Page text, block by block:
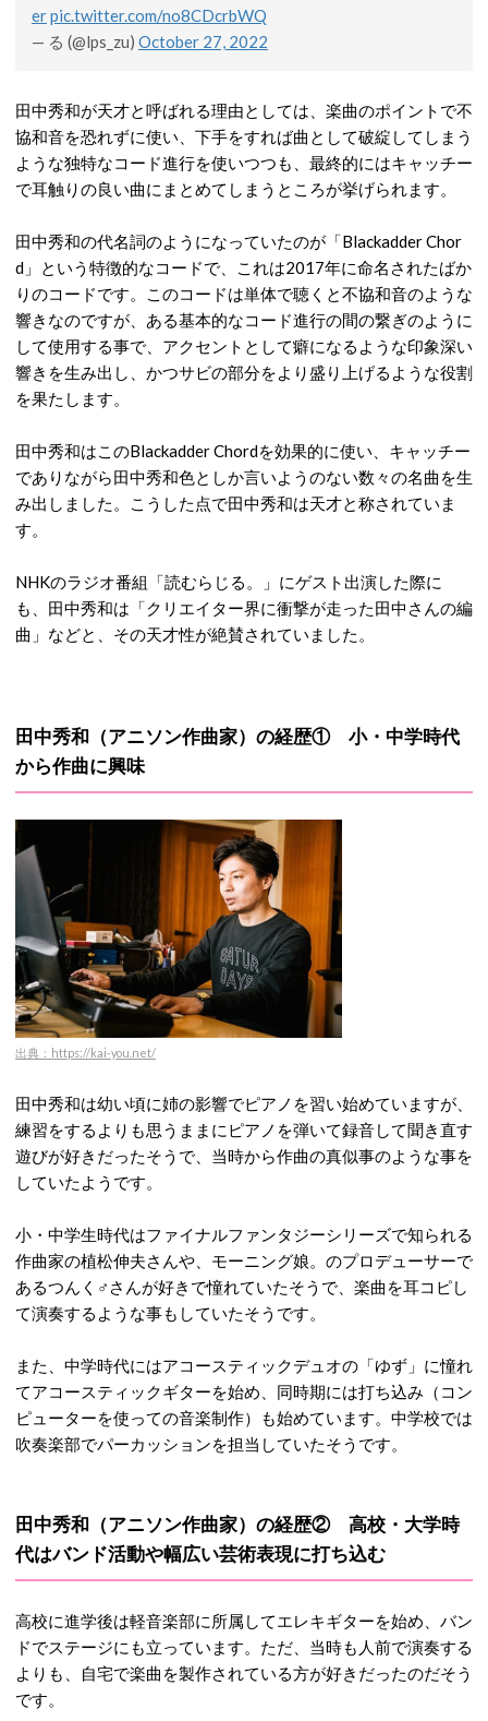
erpic.twitter.com/no8CDcrbWQ
— る (@lps_zu) October 27, 2022
田中秀和が天才と呼ばれる理由としては、楽曲のポイントで不
協和音を恐れずに使い、下手をすれば曲として破綻してしまう
ような独特なコード進行を使いつつも、最終的にはキャッチー
で耳触りの良い曲にまとめてしまうところが挙げられます。
田中秀和の代名詞のようになっていたのが「Blackadder Chor
d」という特徴的なコードで、これは2017年に命名されたばか
りのコードです。このコードは単体で聴くと不協和音のような
響きなのですが、ある基本的なコード進行の間の繋ぎのように
して使用する事で、アクセントとして癖になるような印象深い
響きを生み出し、かつサビの部分をより盛り上げるような役割
を果たします。
田中秀和はこのBlackadder Chordを効果的に使い、キャッチー
でありながら田中秀和色としか言いようのない数々の名曲を生
み出しました。こうした点で田中秀和は天才と称されていま
す。
NHKのラジオ番組「読むらじる。」にゲスト出演した際に
も、田中秀和は「クリエイター界に衝撃が走った田中さんの編
曲」などと、その天才性が絶賛されていました。
田中秀和（アニソン作曲家）の経歴① 小・中学時代
から作曲に興味
出典：https://kai-you.net/
田中秀和は幼い頃に姉の影響でピアノを習い始めていますが、
練習をするよりも思うままにピアノを弾いて録音して聞き直す
遊びが好きだったそうで、当時から作曲の真似事のような事を
していたようです。
小・中学生時代はファイナルファンタジーシリーズで知られる
作曲家の植松伸夫さんや、モーニング娘。のプロデューサーで
あるつんく♂さんが好きで憧れていたそうで、楽曲を耳コピし
て演奏するような事もしていたそうです。
また、中学時代にはアコースティックデュオの「ゆず」に憧れ
てアコースティックギターを始め、同時期には打ち込み（コン
ピューターを使っての音楽制作）も始めています。中学校では
吹奏楽部でパーカッションを担当していたそうです。
田中秀和（アニソン作曲家）の経歴② 高校・大学時
代はバンド活動や幅広い芸術表現に打ち込む
高校に進学後は軽音楽部に所属してエレキギターを始め、バン
ドでステージにも立っています。ただ、当時も人前で演奏する
よりも、自宅で楽曲を製作されている方が好きだったのだそう
です。